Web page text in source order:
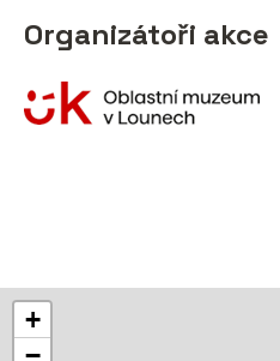
Organizátoři akce
+